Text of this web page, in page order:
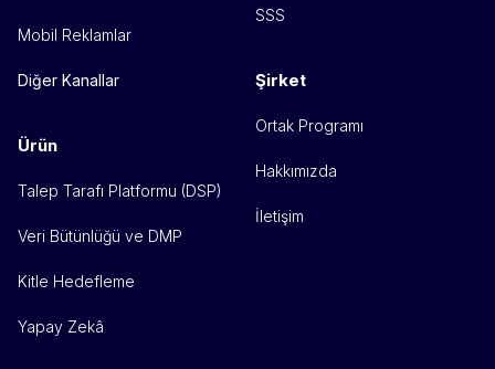
Mobil Reklamlar
Diğer Kanallar
Ürün
Talep Tarafı Platformu (DSP)
Veri Bütünlüğü ve DMP
Kitle Hedefleme
Yapay Zekâ
SSS
Şirket
Ortak Programı
Hakkımızda
İletişim